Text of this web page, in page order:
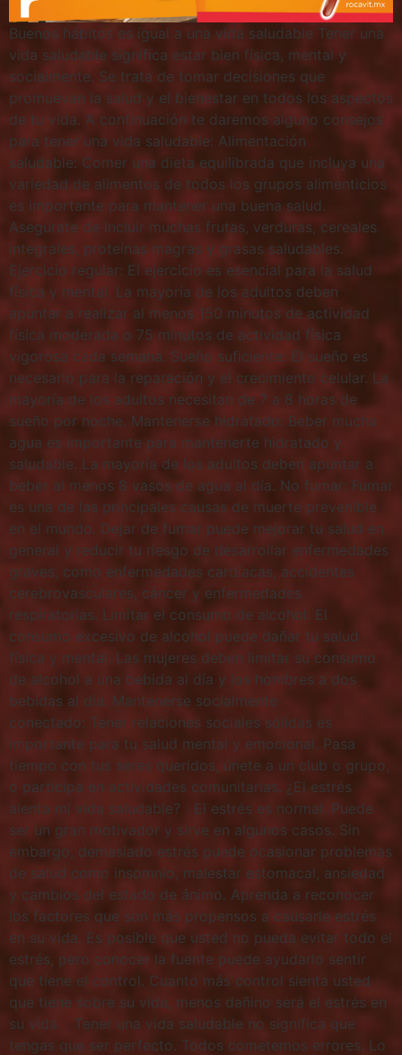
Buenos hábitos es igual a una vida saludable Tener una
vida saludable significa estar bien física, mental y
socialmente. Se trata de tomar decisiones que
promuevan la salud y el bienestar en todos los aspectos
de tu vida. A continuación te daremos alguno consejos
para tener una vida saludable: Alimentación
saludable: Comer una dieta equilibrada que incluya una
variedad de alimentos de todos los grupos alimenticios
es importante para mantener una buena salud.
Asegúrate de incluir muchas frutas, verduras, cereales
integrales, proteínas magras y grasas saludables.
Ejercicio regular: El ejercicio es esencial para la salud
física y mental. La mayoría de los adultos deben
apuntar a realizar al menos 150 minutos de actividad
física moderada o 75 minutos de actividad física
vigorosa cada semana. Sueño suficiente: El sueño es
necesario para la reparación y el crecimiento celular. La
mayoría de los adultos necesitan de 7 a 8 horas de
sueño por noche. Mantenerse hidratado: Beber mucha
agua es importante para mantenerte hidratado y
saludable. La mayoría de los adultos deben apuntar a
beber al menos 8 vasos de agua al día. No fumar: Fumar
es una de las principales causas de muerte prevenible
en el mundo. Dejar de fumar puede mejorar tu salud en
general y reducir tu riesgo de desarrollar enfermedades
graves, como enfermedades cardíacas, accidentes
cerebrovasculares, cáncer y enfermedades
respiratorias. Limitar el consumo de alcohol: El
consumo excesivo de alcohol puede dañar tu salud
física y mental. Las mujeres deben limitar su consumo
de alcohol a una bebida al día y los hombres a dos
bebidas al día. Mantenerse socialmente
conectado: Tener relaciones sociales sólidas es
importante para tu salud mental y emocional. Pasa
tiempo con tus seres queridos, únete a un club o grupo,
o participa en actividades comunitarias. ¿El estrés
alenta mi vida saludable? El estrés es normal. Puede
ser un gran motivador y sirve en algunos casos. Sin
embargo, demasiado estrés puede ocasionar problemas
de salud como insomnio, malestar estomacal, ansiedad
y cambios del estado de ánimo. Aprenda a reconocer
los factores que son más propensos a causarle estrés
en su vida. Es posible que usted no pueda evitar todo el
estrés, pero conocer la fuente puede ayudarlo sentir
que tiene el control. Cuanto más control sienta usted
que tiene sobre su vida, menos dañino será el estrés en
su vida. Tener una vida saludable no significa que
tengas que ser perfecto. Todos cometemos errores. Lo